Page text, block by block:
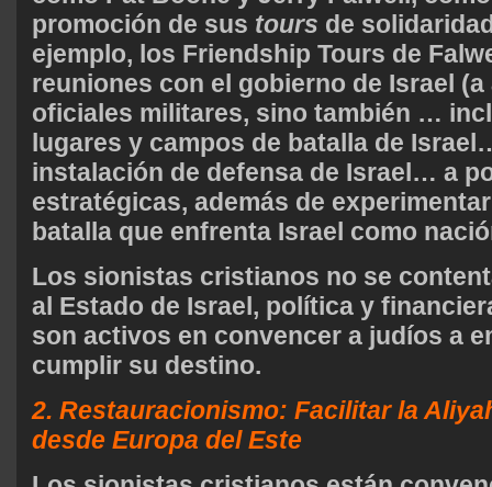
promoción de sus tours de
ejemplo, los Friendship Tours de
reuniones con el gobierno de Israel
oficiales militares, sino también …
lugares y campos de batalla de
instalación de defensa de Israel… a
estratégicas, además de
batalla que enfrenta Israel como
Los sionistas cristianos no se
al Estado de Israel, política y
son activos en convencer a judíos a
cumplir su destino.
2. Restauracionismo: Facilitar la
desde Europa del Este